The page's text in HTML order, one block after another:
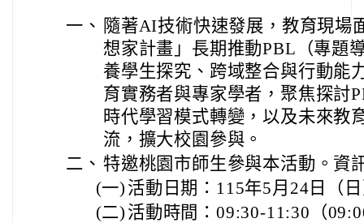
一、 隨著AI技術快速發展，教育現場
想家計畫」長期推動PBL（專題
養學生探究、跨域整合與行動能
育實務者與專家學者，聚焦探討
時代學習模式轉變，以及未來教
流，擴大校園參與。
二、 特邀桃園市師生參與本活動。資
(一) 活動日期：115年5月24日（
(二) 活動時間：09:30-11:30（